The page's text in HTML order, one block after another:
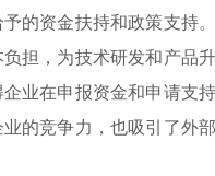
的资金扶持和政策支持
担，为技术研发和产品
业在申报资金和申请支
的竞争力，也吸引了外